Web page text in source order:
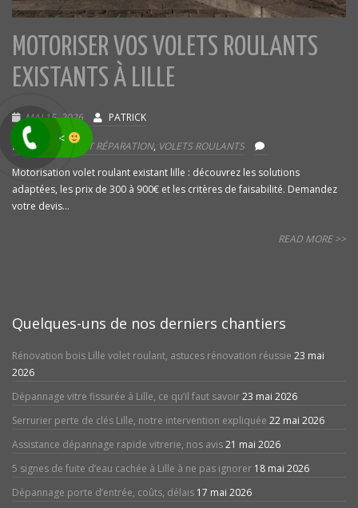
MOTORISER VOS VOLETS ROULANTS
EXISTANTS À LILLE
MAI 15, 2026 PATRICK
DÉPANNAGE ET RÉPARATION, VOLETS ROULANTS
Motorisation volet roulant existant lille : découvrez les solutions
adaptées, les prix de 300 à 900€ et les critères de faisabilité. Demandez
votre devis...
READ MORE >>
Quelques-uns de nos derniers chantiers
Rénovation bois Lille volet roulant, astuces rénovation réussie 23 mai
2026
Dépannage vitre fissurée à Lille, ce qu’il faut savoir23 mai 2026
Serrurier perte de clés Lille, notre intervention expliquée 22 mai 2026
Assistance dépannage rapide vitrerie, nos avis21 mai 2026
5 signes de fuite d’eau cachée à Lille à ne pas ignorer 18 mai 2026
Dépannage porte d’entrée, coûts, délais 17 mai 2026
<